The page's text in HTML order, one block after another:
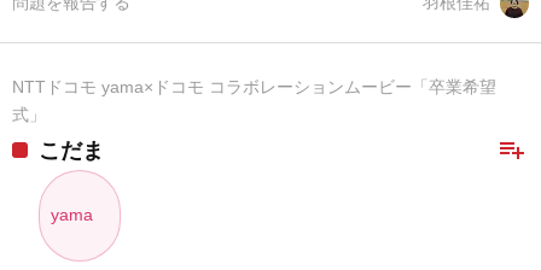
NTTドコモ yama×ドコモ コラボレーションムービー「卒業希望
式」
playlist_add
こだま
yama